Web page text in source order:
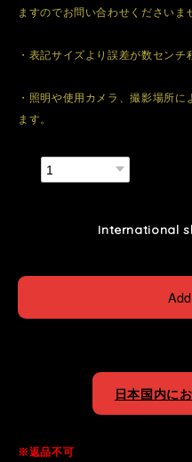
ますのでお問い合わせくださいま
・表記サイズより誤差が数センチ
・照明や使用カメラ、撮影場所
ます。
International
日本国内に
※返品不可